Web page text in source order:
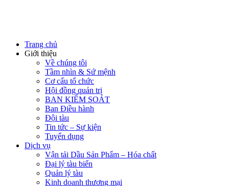
Trang chủ
Giới thiệu
Về chúng tôi
Tầm nhìn & Sứ mệnh
Cơ cấu tổ chức
Hội đồng quản trị
BAN KIỂM SOÁT
Ban Điều hành
Đội tàu
Tin tức – Sự kiện
Tuyển dụng
Dịch vụ
Vận tải Dầu Sản Phẩm – Hóa chất
Đại lý tàu biển
Quản lý tàu
Kinh doanh thương mại